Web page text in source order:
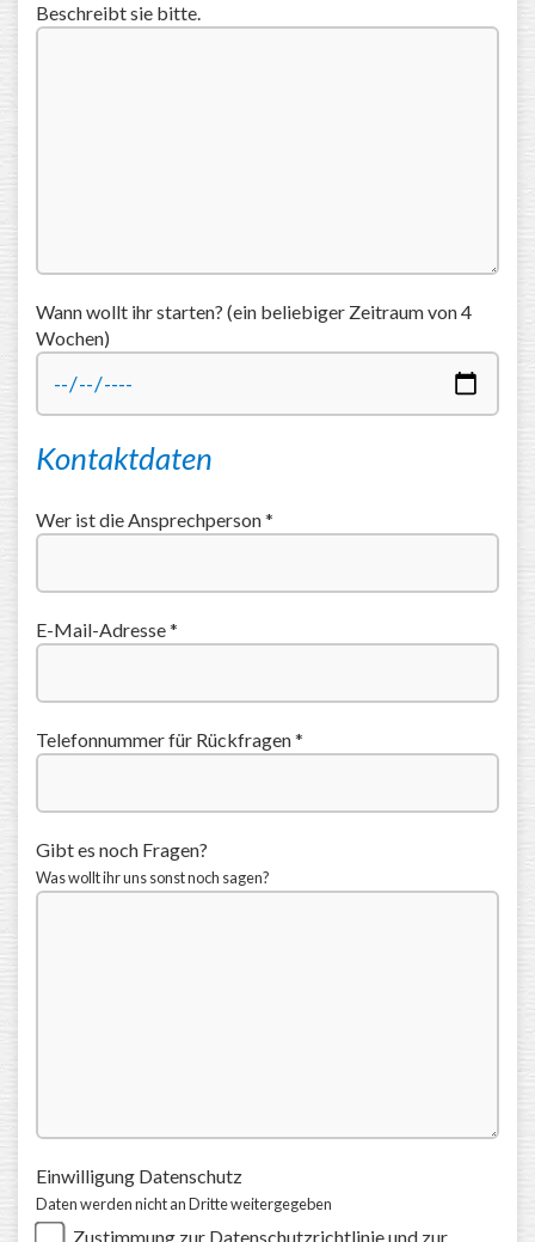
Beschreibt sie bitte.
Wann wollt ihr starten? (ein beliebiger Zeitraum von 4
Wochen)
Kontaktdaten
Wer ist die Ansprechperson *
E-Mail-Adresse *
Telefonnummer für Rückfragen *
Gibt es noch Fragen?
Was wollt ihr uns sonst noch sagen?
Einwilligung Datenschutz
Daten werden nicht an Dritte weitergegeben
Zustimmung zur Datenschutzrichtlinie und zur